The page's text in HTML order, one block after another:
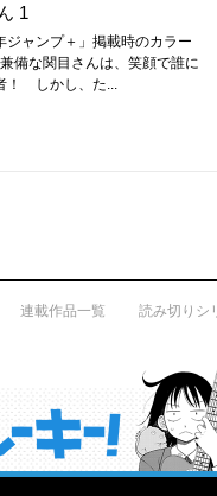
1
ジャンプ＋」掲載時のカラー
備な関目さんは、笑顔で誰に
！ しかし、た...
連載作品一覧 読み切りシ
ャンプルーキー！